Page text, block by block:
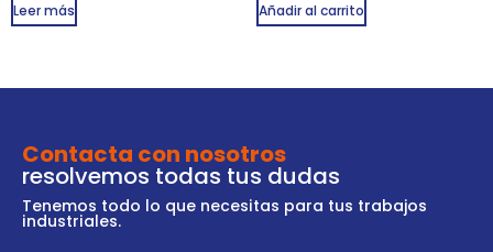
Leer más Añadir al carrito
Contacta con nosotros
resolvemos todas tus dudas
Tenemos todo lo que necesitas para tus trabajos
industriales.